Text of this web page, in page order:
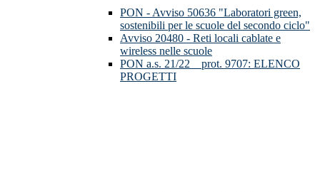
PON - Avviso 50636 "Laboratori green,
sostenibili per le scuole del secondo ciclo"
Avviso 20480 - Reti locali cablate e
wireless nelle scuole
PON a.s. 21/22__prot. 9707: ELENCO
PROGETTI